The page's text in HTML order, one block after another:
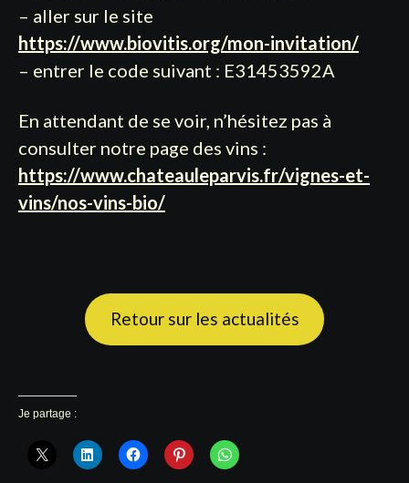
– aller sur le site
https://www.biovitis.org/mon-invitation/
– entrer le code suivant : E31453592A
En attendant de se voir, n’hésitez pas à
consulter notre page des vins :
https://www.chateauleparvis.fr/vignes-et-
vins/nos-vins-bio/
Retour sur les actualités
Je partage :